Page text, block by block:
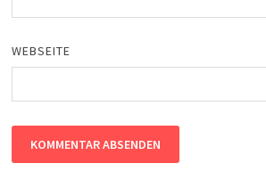
WEBSEITE